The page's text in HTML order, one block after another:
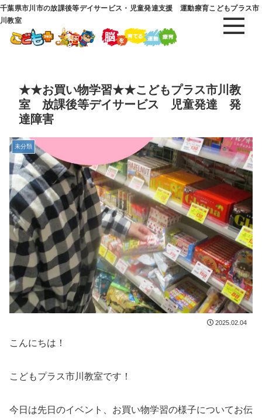
千葉県市川市の放課後等デイサービス・児童発達支援 運動療育こどもプラス市
川教室
★★お買い物学習★★こどもプラス市川教
室 放課後等デイサービス 児童発達 発
達障害
未分類
2025.02.04
こんにちは！
こどもプラス市川教室です！
今日は先日のイベント、お買い物学習の様子についてお伝